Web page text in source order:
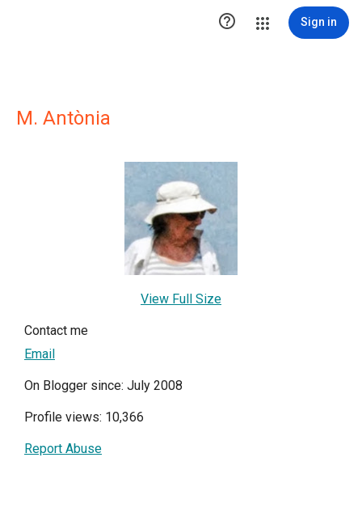
 Sign in
M. Antònia
View Full Size
Contact me
Email
On Blogger since: July 2008
Profile views: 10,366
Report Abuse